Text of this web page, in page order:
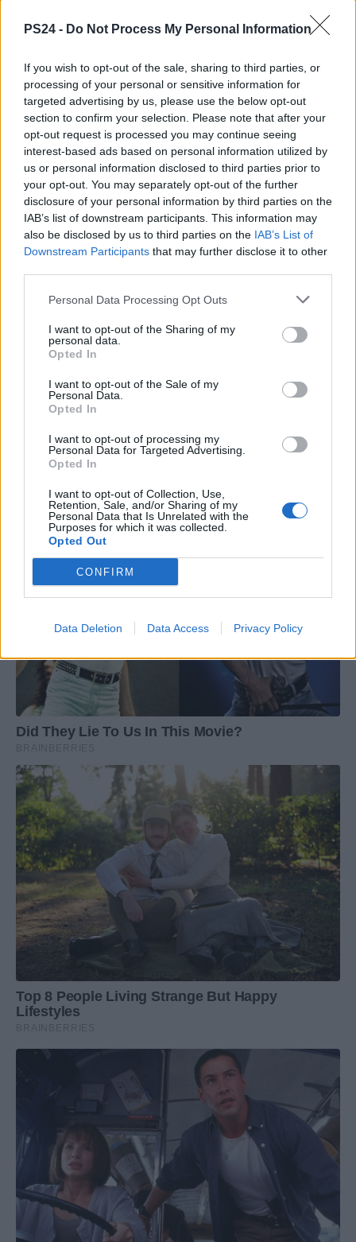
PS24 - Do Not Process My Personal Information
If you wish to opt-out of the sale, sharing to third parties, or
processing of your personal or sensitive information for
targeted advertising by us, please use the below opt-out
section to confirm your selection. Please note that after your
opt-out request is processed you may continue seeing
interest-based ads based on personal information utilized by
us or personal information disclosed to third parties prior to
your opt-out. You may separately opt-out of the further
disclosure of your personal information by third parties on the
IAB’s list of downstream participants. This information may
also be disclosed by us to third parties on the IAB’s List of
Downstream Participants that may further disclose it to other
Personal Data Processing Opt Outs
I want to opt-out of the Sharing of my
personal data.
Opted In
I want to opt-out of the Sale of my
Personal Data.
Opted In
I want to opt-out of processing my
Personal Data for Targeted Advertising.
Opted In
I want to opt-out of Collection, Use,
Retention, Sale, and/or Sharing of my
Personal Data that Is Unrelated with the
Purposes for which it was collected.
Opted Out
CONFIRM
Data Deletion Data Access Privacy Policy